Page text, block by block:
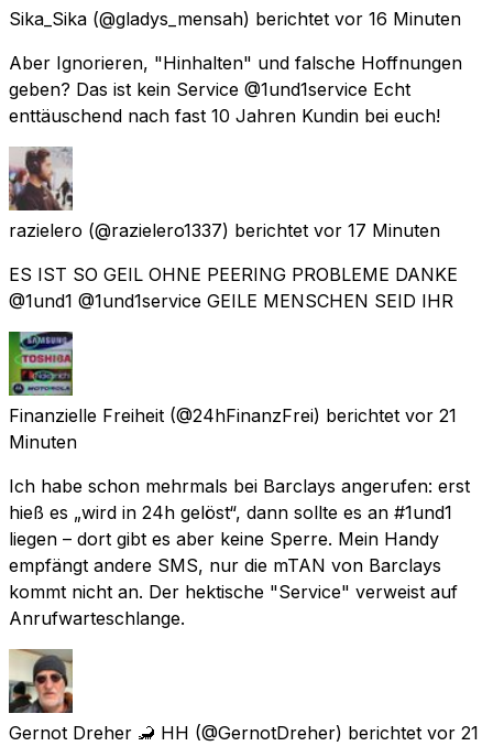
Sika_Sika (@gladys_mensah) berichtet vor 16 Minuten
Aber Ignorieren, "Hinhalten" und falsche Hoffnungen
geben? Das ist kein Service @1und1service Echt
enttäuschend nach fast 10 Jahren Kundin bei euch!
razielero (@razielero1337) berichtet vor 17 Minuten
ES IST SO GEIL OHNE PEERING PROBLEME DANKE
@1und1 @1und1service GEILE MENSCHEN SEID IHR
Finanzielle Freiheit (@24hFinanzFrei) berichtet vor 21
Minuten
Ich habe schon mehrmals bei Barclays angerufen: erst
hieß es „wird in 24h gelöst“, dann sollte es an #1und1
liegen – dort gibt es aber keine Sperre. Mein Handy
empfängt andere SMS, nur die mTAN von Barclays
kommt nicht an. Der hektische "Service" verweist auf
Anrufwarteschlange.
Gernot Dreher 🦂 HH (@GernotDreher) berichtet vor 21